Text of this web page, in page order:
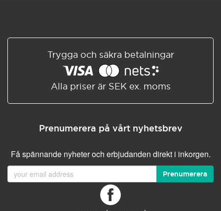
Trygga och säkra betalningar
Alla priser är SEK ex. moms
Prenumerera på vårt nyhetsbrev
Få spännande nyheter och erbjudanden direkt i inkorgen.
Prenumerera